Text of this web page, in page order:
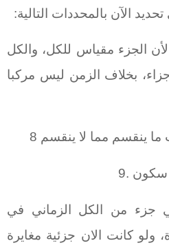
الآن بالمحددات التالية:
الجزء مقياس للكل، والكل
بخلاف الزمن ليس مركبا
ما ينقسم مما لا ينقسم 8
سكون .9
جزء من الكل الزماني في
ولو كانت الان جزئية مغايرة